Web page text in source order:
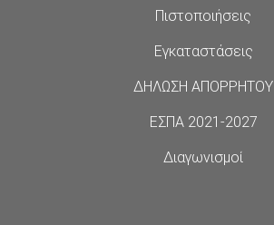
Πιστοποιήσεις
Εγκαταστάσεις
ΔΗΛΩΣΗ ΑΠΟΡΡΗΤΟΥ
ΕΣΠΑ 2021-2027
Διαγωνισμοί